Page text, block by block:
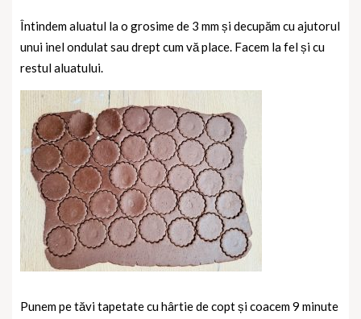
Întindem aluatul la o grosime de 3 mm și decupăm cu ajutorul
unui inel ondulat sau drept cum vă place. Facem la fel și cu
restul aluatului.
Punem pe tăvi tapetate cu hârtie de copt și coacem 9 minute